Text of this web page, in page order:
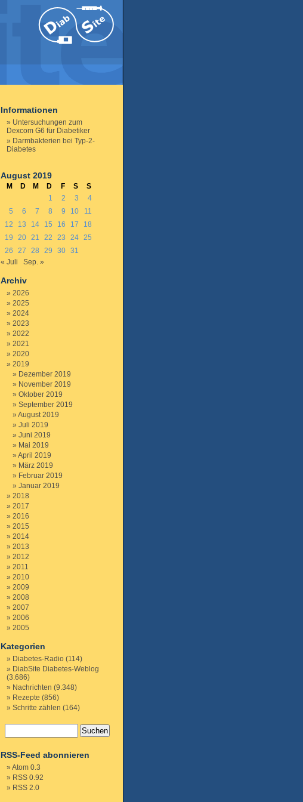
Informationen
Untersuchungen zum
Dexcom G6 für Diabetiker
Darmbakterien bei Typ-2-
Diabetes
August 2019
M D M D F S
S
1
2 3
4
5
6 7 8 9 10
11
12
13 14 15 16 17
18
19
20 21 22 23 24 25
26
27 28 29 30 31
« Juli
Sep. »
Archiv
2026
2025
2024
2023
2022
2021
2020
2019
Dezember 2019
November 2019
Oktober 2019
September 2019
August 2019
Juli 2019
Juni 2019
Mai 2019
April 2019
März 2019
Februar 2019
Januar 2019
2018
2017
2016
2015
2014
2013
2012
2011
2010
2009
2008
2007
2006
2005
Kategorien
Diabetes-Radio (114)
DiabSite Diabetes-Weblog
(3.686)
Nachrichten (9.348)
Rezepte (856)
Schritte zählen (164)
RSS-Feed abonnieren
Atom 0.3
RSS 0.92
RSS 2.0